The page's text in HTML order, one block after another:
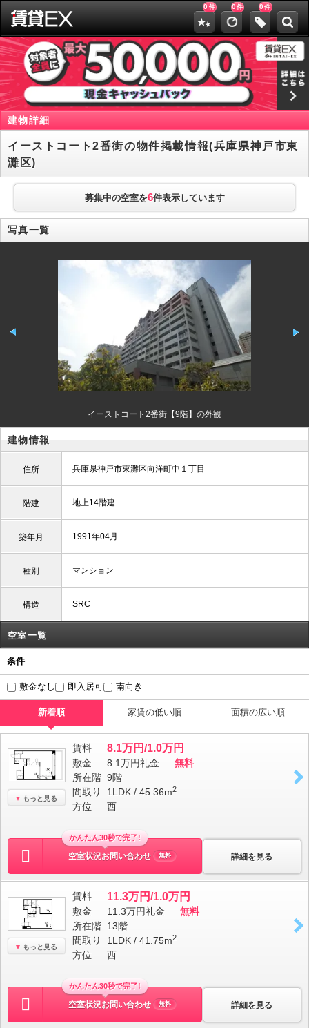
0 件 0件 0件
建物詳細
イーストコート2番街の物件掲載情報(兵庫県神戸市東
灘区)
募集中の空室を6件表示しています
写真一覧
イーストコート2番街【9階】の外観
建物情報
住所 兵庫県神戸市東灘区向洋町中１丁目
階建 地上14階建
築年月 1991年04月
種別 マンション
構造 SRC
空室一覧
条件
敷金なし 即入居可 南向き
新着順 家賃の低い順 面積の広い順
もっと見る
賃料 8.1万円/1.0万円
敷金 8.1万円礼金
無料
所在階 9階
間取り
1LDK / 45.36m2
方位 西
詳細を見る
かんたん30秒で完了!
空室状況お問い合わせ 無料
もっと見る
賃料 11.3万円/1.0万円
敷金 11.3万円礼金
無料
所在階 13階
間取り
1LDK / 41.75m2
方位 西
詳細を見る
かんたん30秒で完了!
空室状況お問い合わせ 無料